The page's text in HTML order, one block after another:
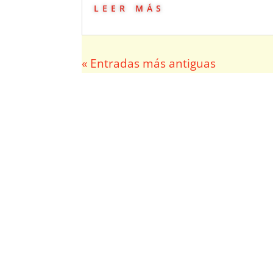
leer más
« Entradas más antiguas